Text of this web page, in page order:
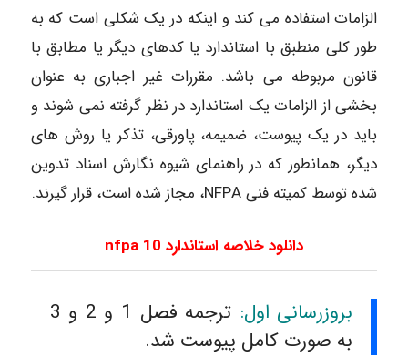
الزامات استفاده می کند و اینکه در یک شکلی است که به
طور کلی منطبق با استاندارد یا کدهای دیگر یا مطابق با
قانون مربوطه می باشد. مقررات غیر اجباری به عنوان
بخشی از الزامات یک استاندارد در نظر گرفته نمی شوند و
باید در یک پیوست، ضمیمه، پاورقی، تذکر یا روش های
دیگر، همانطور که در راهنمای شیوه نگارش اسناد تدوین
شده توسط کمیته فنی NFPA، مجاز شده است، قرار گیرند.
دانلود خلاصه استاندارد nfpa 10
بروزرسانی اول:
ترجمه فصل 1 و 2 و 3
به صورت کامل پیوست شد.